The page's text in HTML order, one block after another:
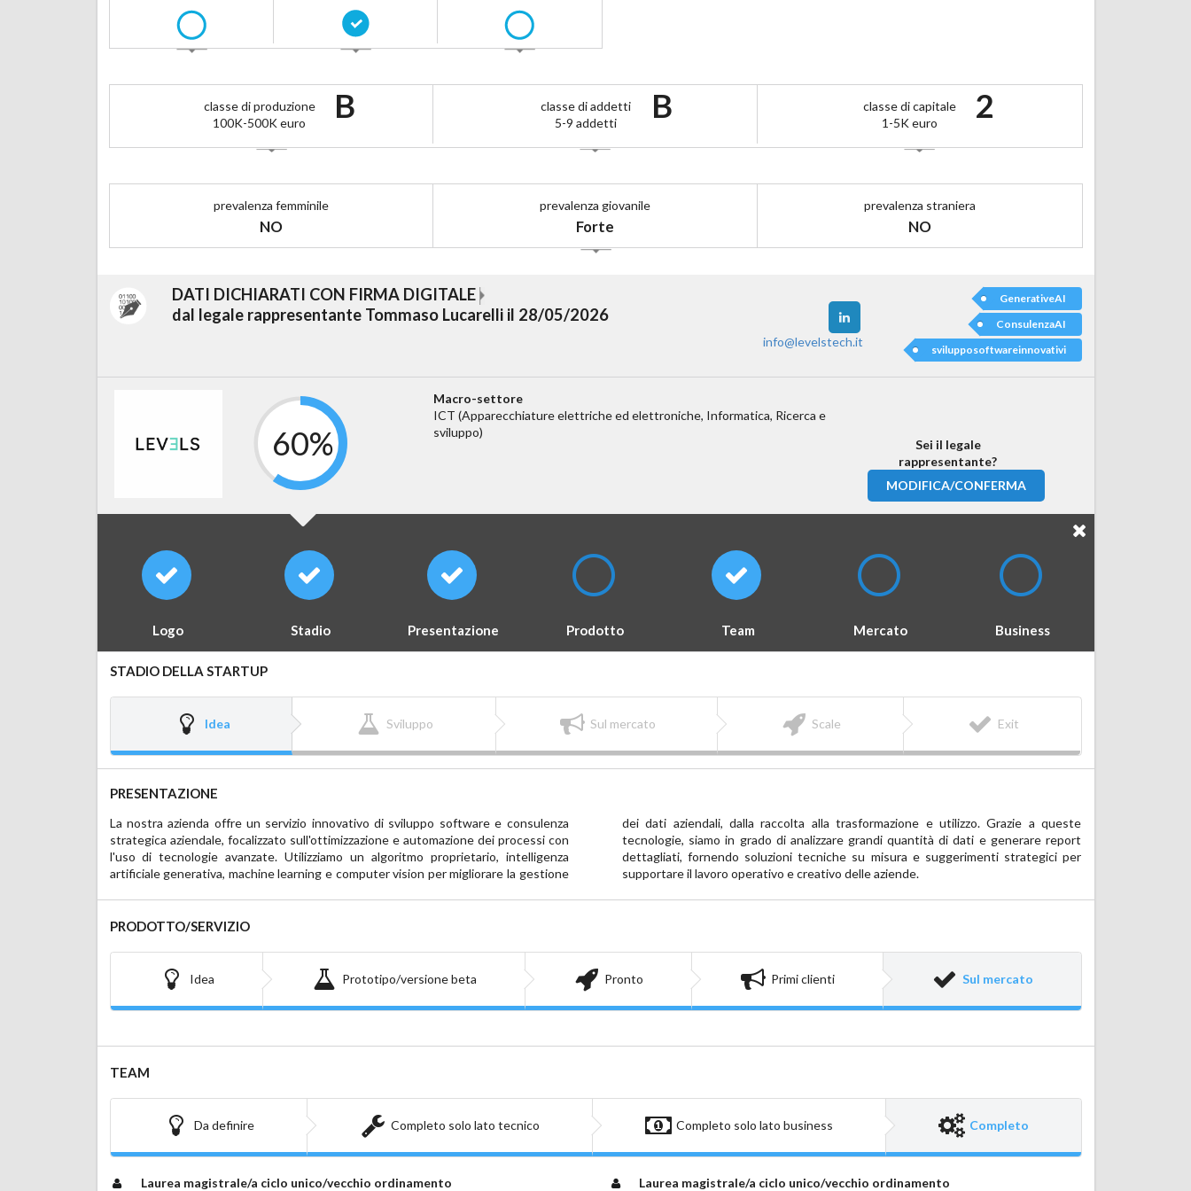
ENGINEER E COME AI RESEARCH INTERN.
classe di produzione
100K-500K euro
B
classe di addetti
5-9 addetti
B
classe di capitale
1-5K euro
2
prevalenza femminile
NO
prevalenza giovanile
Forte
prevalenza straniera
NO
DATI DICHIARATI CON FIRMA DIGITALE
dal legale rappresentante Tommaso Lucarelli il 28/05/2026
info@levelstech.it
GenerativeAI
ConsulenzaAI
svilupposoftwareinnovativi
60%
Macro-settore
ICT (Apparecchiature elettriche ed elettroniche, Informatica, Ricerca e
sviluppo)
Sei il legale
rappresentante?
MODIFICA/CONFERMA
Logo Stadio Presentazione Prodotto Team Mercato Business
STADIO DELLA STARTUP
Idea Sviluppo Sul mercato Scale Exit
PRESENTAZIONE
La nostra azienda offre un servizio innovativo di sviluppo software e consulenza
strategica aziendale, focalizzato sull'ottimizzazione e automazione dei processi con
l'uso di tecnologie avanzate. Utilizziamo un algoritmo proprietario, intelligenza
artificiale generativa, machine learning e computer vision per migliorare la gestione
dei dati aziendali, dalla raccolta alla trasformazione e utilizzo. Grazie a queste
tecnologie, siamo in grado di analizzare grandi quantità di dati e generare report
dettagliati, fornendo soluzioni tecniche su misura e suggerimenti strategici per
supportare il lavoro operativo e creativo delle aziende.
PRODOTTO/SERVIZIO
Idea Prototipo/versione beta Pronto Primi clienti Sul mercato
TEAM
Da definire Completo solo lato tecnico Completo solo lato business Completo
Laurea magistrale/a ciclo unico/vecchio ordinamento Laurea magistrale/a ciclo unico/vecchio ordinamento